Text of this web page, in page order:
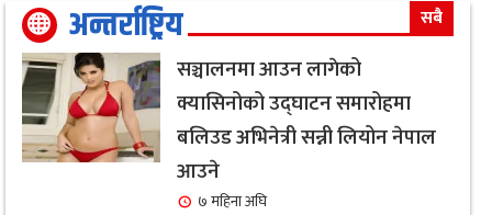
अन्तर्राष्ट्रिय सबै
सञ्चालनमा आउन लागेको
क्यासिनोको उद्घाटन समारोहमा
बलिउड अभिनेत्री सन्नी लियोन नेपाल
आउने
७ महिना अघि